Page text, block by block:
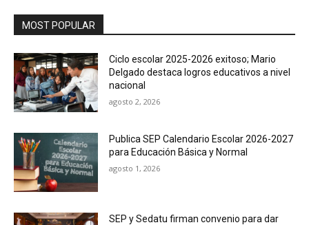
MOST POPULAR
Ciclo escolar 2025-2026 exitoso; Mario
Delgado destaca logros educativos a nivel
nacional
agosto 2, 2026
Publica SEP Calendario Escolar 2026-2027
para Educación Básica y Normal
agosto 1, 2026
SEP y Sedatu firman convenio para dar